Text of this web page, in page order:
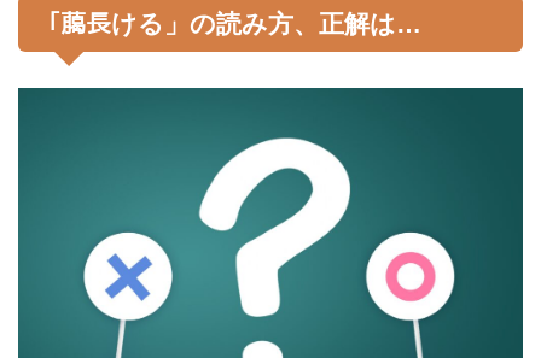
「﨟長ける」の読み方、正解は…